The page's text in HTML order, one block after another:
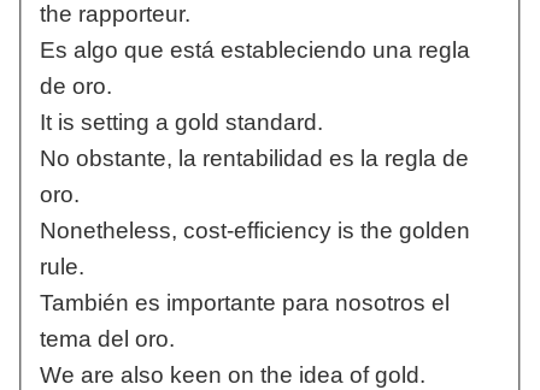
the rapporteur.
Es algo que está estableciendo una regla
de oro.
It is setting a gold standard.
No obstante, la rentabilidad es la regla de
oro.
Nonetheless, cost-efficiency is the golden
rule.
También es importante para nosotros el
tema del oro.
We are also keen on the idea of gold.